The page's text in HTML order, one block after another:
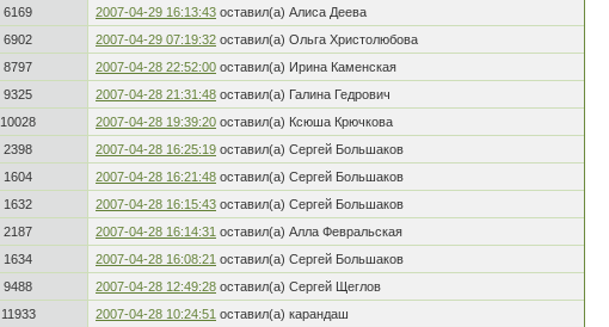
6169 2007-04-29 16:13:43 оставил(а) Алиса Деева
6902 2007-04-29 07:19:32 оставил(а) Ольга Христолюбова
8797 2007-04-28 22:52:00 оставил(а) Ирина Каменская
9325 2007-04-28 21:31:48 оставил(а) Галина Гедрович
10028 2007-04-28 19:39:20 оставил(а) Ксюша Крючкова
2398 2007-04-28 16:25:19 оставил(а) Сергей Большаков
1604 2007-04-28 16:21:48 оставил(а) Сергей Большаков
1632 2007-04-28 16:15:43 оставил(а) Сергей Большаков
2187 2007-04-28 16:14:31 оставил(а) Алла Февральская
1634 2007-04-28 16:08:21 оставил(а) Сергей Большаков
9488 2007-04-28 12:49:28 оставил(а) Сергей Щеглов
11933 2007-04-28 10:24:51 оставил(а) карандаш